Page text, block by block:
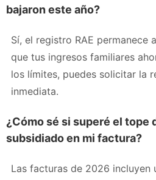
bajaron este año?
Sí, el registro RAE permanece
que tus ingresos familiares
los límites, puedes solicitar la
inmediata.
¿Cómo sé si superé el tope
subsidiado en mi factura?
Las facturas de 2026 incluyen